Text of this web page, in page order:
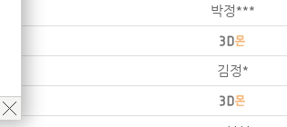
박정***
김정*